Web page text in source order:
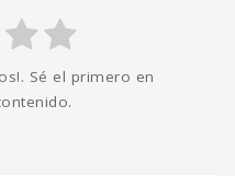
Sé el primero en